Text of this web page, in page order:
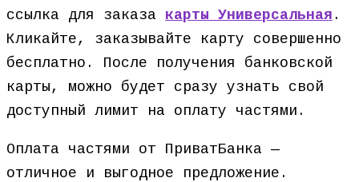
ссылка для заказа карты Универсальная .
Кликайте, заказывайте карту совершенно
бесплатно. После получения банковской
карты, можно будет сразу узнать свой
доступный лимит на оплату частями.
Оплата частями от ПриватБанка —
отличное и выгодное предложение.